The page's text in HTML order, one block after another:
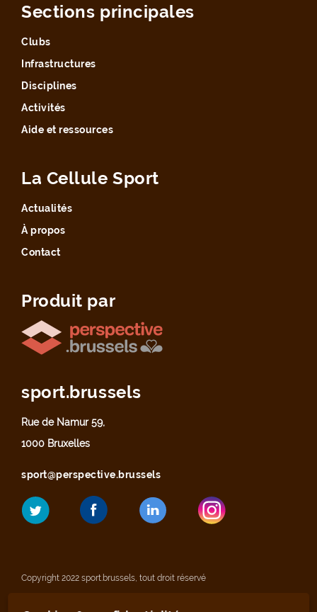
Sections principales
Clubs
Infrastructures
Disciplines
Activités
Aide et ressources
La Cellule Sport
Actualités
À propos
Contact
Produit par
sport.brussels
Rue de Namur 59,
1000 Bruxelles
sport@perspective.brussels
Copyright 2022 sport.brussels, tout droit réservé